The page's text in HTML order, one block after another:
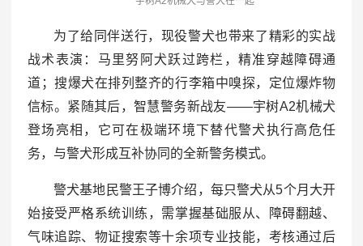
为了给同伴送行，现役警犬也带来了精彩的实战
战术表演：马里努阿犬跃过跨栏，精准穿越障碍通
道；搜爆犬在排列整齐的行李箱中嗅探，定位爆炸物
信标。紧随其后，智慧警务新战友——宇树A2机械犬
登场亮相，它可在极端环境下替代警犬执行高危任
务，与警犬形成互补协同的全新警务模式。
警犬基地民警王子博介绍，每只警犬从5个月大开
始接受严格系统训练，需掌握基础服从、障碍翻越、
气味追踪、物证搜索等十余项专业技能，考核通过后